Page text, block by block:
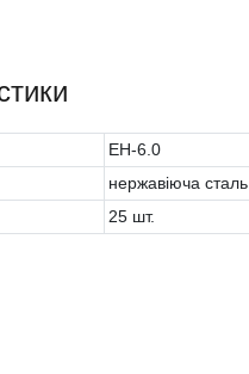
EH-6.0
нержавіюча сталь
25 шт.